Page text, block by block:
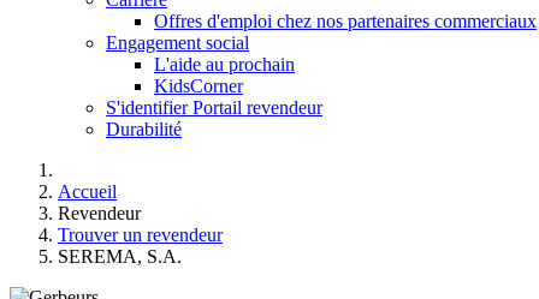
Offres d'emploi chez nos partenaires commerciaux
Engagement social
L'aide au prochain
KidsCorner
S'identifier Portail revendeur
Durabilité
Accueil
Revendeur
Trouver un revendeur
SEREMA, S.A.